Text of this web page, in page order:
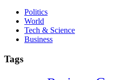
Politics
World
Tech & Science
Business
Tags